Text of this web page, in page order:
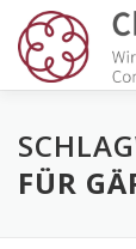
Zum
Inhalt
springen
KANZLEI
FÜR